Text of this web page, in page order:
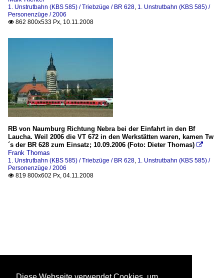
1. Unstrutbahn (KBS 585) / Triebzüge / BR 628, 1. Unstrutbahn (KBS 585) /
Personenzüge / 2006
 862 800x533 Px, 10.11.2008
RB von Naumburg Richtung Nebra bei der Einfahrt in den Bf
Laucha. Weil 2006 die VT 672 in den Werkstätten waren, kamen Tw
´s der BR 628 zum Einsatz; 10.09.2006 (Foto: Dieter Thomas) 
Frank Thomas
1. Unstrutbahn (KBS 585) / Triebzüge / BR 628, 1. Unstrutbahn (KBS 585) /
Personenzüge / 2006
 819 800x602 Px, 04.11.2008